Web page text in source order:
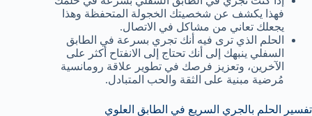
فهذا يكشف عن شخصيتك الخجولة المتحفظة وهذا
يجعلك تعاني من مشاكل في الاتصال.
الحلم الذي ترى فيه أنك تجري بسرعة في الطابق
السفلي ينبهك إلى أنك تحتاج إلى الانفتاح أكثر على
الآخرين، وتعزيز فرصك في تطوير علاقة رومانسية
مُرضية مبنية على الثقة والحب المتبادل.
تفسير الحلم بالجري السريع في الطابق العلوي